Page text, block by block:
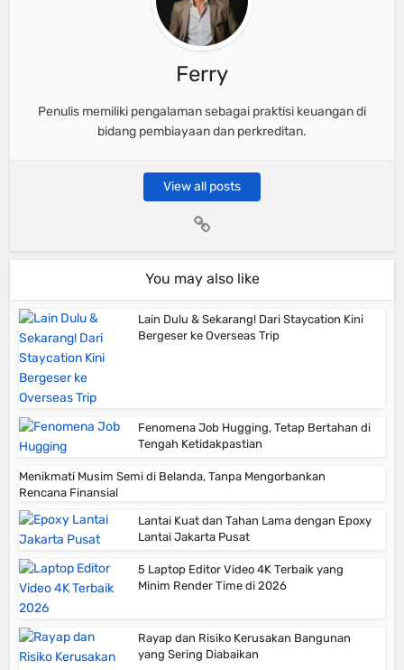
Ferry
Penulis memiliki pengalaman sebagai praktisi keuangan di
bidang pembiayaan dan perkreditan.
View all posts
You may also like
Lain Dulu & Sekarang! Dari Staycation Kini
Bergeser ke Overseas Trip
Fenomena Job Hugging, Tetap Bertahan di
Tengah Ketidakpastian
Menikmati Musim Semi di Belanda, Tanpa Mengorbankan
Rencana Finansial
Lantai Kuat dan Tahan Lama dengan Epoxy
Lantai Jakarta Pusat
5 Laptop Editor Video 4K Terbaik yang
Minim Render Time di 2026
Rayap dan Risiko Kerusakan Bangunan
yang Sering Diabaikan